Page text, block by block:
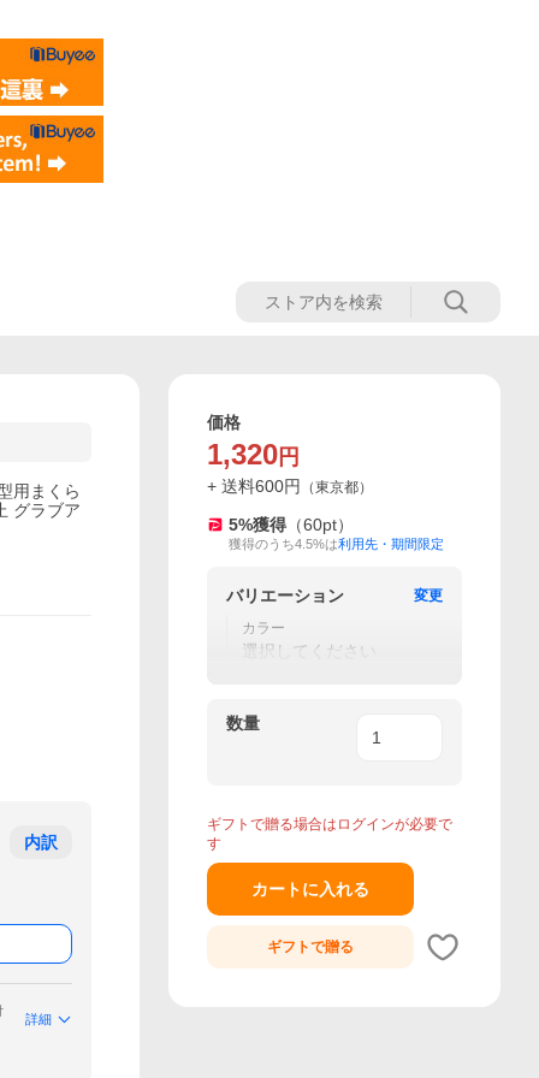
用まくら
グラブア
内訳
詳細
価格
1,320 円
+ 送料600円 （東京都）
5%獲得 （60pt）
獲得のうち4.5%は利用先・期間限定
バリエーション
変更
カラー
選択してください
数量
ギフトで贈る場合はログインが必要で
す
カートに入れる
ギフトで贈る